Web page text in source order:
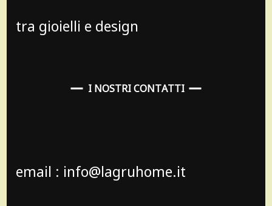
tra gioielli e design
I NOSTRI CONTATTI
email : info@lagruhome.it